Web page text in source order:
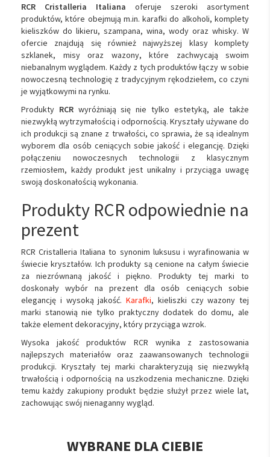
RCR Cristalleria Italiana oferuje szeroki asortyment
produktów, które obejmują m.in. karafki do alkoholi, komplety
kieliszków do likieru, szampana, wina, wody oraz whisky. W
ofercie znajdują się również najwyższej klasy komplety
szklanek, misy oraz wazony, które zachwycają swoim
niebanalnym wyglądem. Każdy z tych produktów łączy w sobie
nowoczesną technologię z tradycyjnym rękodziełem, co czyni
je wyjątkowymi na rynku.
Produkty RCRwyróżniają się nie tylko estetyką, ale także
niezwykłą wytrzymałością i odpornością. Kryształy używane do
ich produkcji są znane z trwałości, co sprawia, że są idealnym
wyborem dla osób ceniących sobie jakość i elegancję. Dzięki
połączeniu nowoczesnych technologii z klasycznym
rzemiosłem, każdy produkt jest unikalny i przyciąga uwagę
swoją doskonałością wykonania.
Produkty RCR odpowiednie na
prezent
RCR Cristalleria Italiana to synonim luksusu i wyrafinowania w
świecie kryształów. Ich produkty są cenione na całym świecie
za niezrównaną jakość i piękno. Produkty tej marki to
doskonały wybór na prezent dla osób ceniących sobie
elegancję i wysoką jakość. Karafki, kieliszki czy wazony tej
marki stanowią nie tylko praktyczny dodatek do domu, ale
także element dekoracyjny, który przyciąga wzrok.
Wysoka jakość produktów RCR wynika z zastosowania
najlepszych materiałów oraz zaawansowanych technologii
produkcji. Kryształy tej marki charakteryzują się niezwykłą
trwałością i odpornością na uszkodzenia mechaniczne. Dzięki
temu każdy zakupiony produkt będzie służył przez wiele lat,
zachowując swój nienaganny wygląd.
WYBRANE DLA CIEBIE